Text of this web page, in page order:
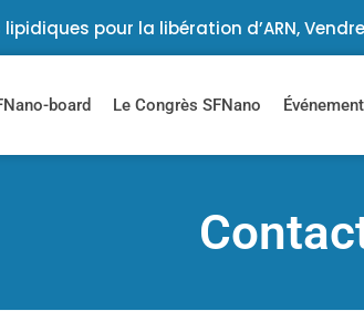
pour la libération d’ARN,
board Le Congrès SFNano